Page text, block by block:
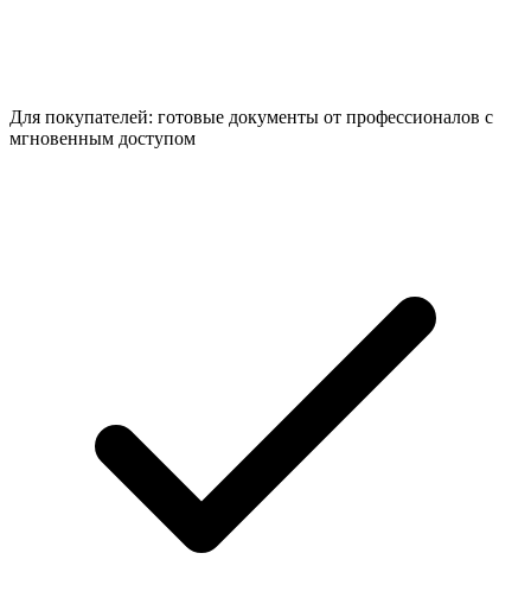
Для покупателей: готовые документы от профессионалов с
мгновенным доступом